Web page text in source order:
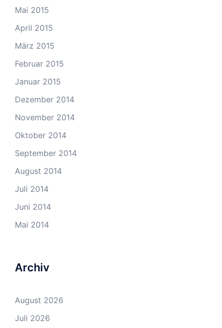
Mai 2015
April 2015
März 2015
Februar 2015
Januar 2015
Dezember 2014
November 2014
Oktober 2014
September 2014
August 2014
Juli 2014
Juni 2014
Mai 2014
Archiv
August 2026
Juli 2026